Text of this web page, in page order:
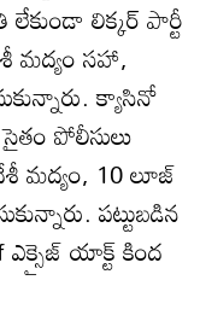
లిక్కర్ పార్టీ
మద్యం సహా,
క్యాసినో
పోలీసులు
మద్యం, 10 లూజ్
పట్టుబడిన
యాక్ట్ కింద